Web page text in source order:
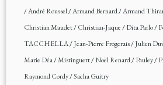
/André Roussel/Armand Bernard/Armand
Christian Maudet/Christian-Jaque/Dita Parlo/
TACCHELLA/Jean-Pierre Frogerais/Julien
Marie Déa/Mistinguett/Noël Renard/Pauley/
Raymond Cordy/Sacha Guitry